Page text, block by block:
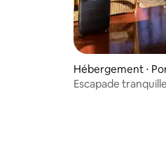
Hébergement ⋅
Escapade